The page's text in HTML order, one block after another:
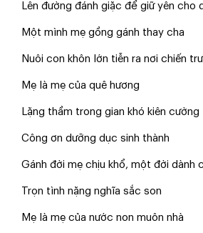
​Lên đường đánh giặc để giữ yên cho
​Một mình mẹ gồng gánh thay cha
​Nuôi con khôn lớn tiễn ra nơi chiến
​Mẹ là mẹ của quê hương
​Lặng thầm trong gian khó kiên
​Công ơn dưỡng dục sinh thành
​Gánh đời mẹ chịu khổ, một đời dành
​Trọn tình nặng nghĩa sắc son
​Mẹ là mẹ của nước non muôn nhà